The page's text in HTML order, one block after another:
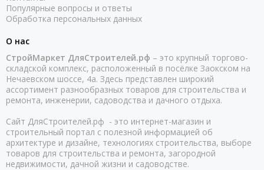
Популярные вопросы и ответы
Обработка персональных данных
О нас
СтройМаркет ДляСтроителей.рф – это крупный торгово-
складской комплекс, расположенный в посёлке Заокском на
Нечаевском шоссе, 4а. Здесь представлен широкий
ассортимент разнообразных товаров для строительства и
ремонта, инженерии, садоводства и дачного отдыха.
Сайт ДляСтроителей.рф - это интернет-магазин и
строительный портал с полезной информацией об
архитектуре и дизайне, технологиях строительства, выборе
товаров для строительства и ремонта, загородной
недвижимости, дачной жизни и садоводстве.